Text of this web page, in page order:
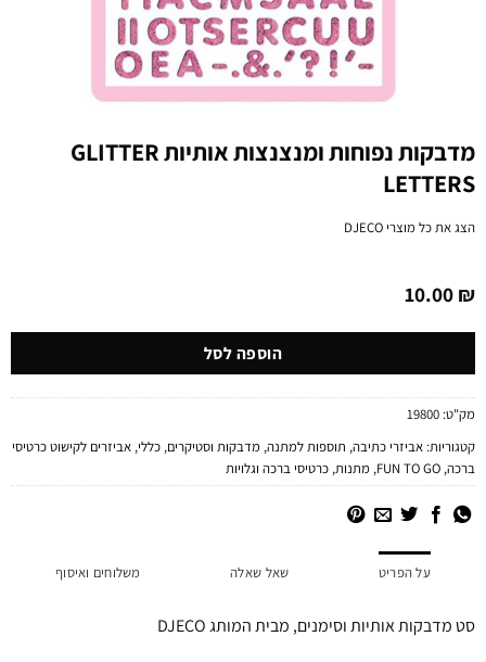
מדבקות נפוחות ומנצנצות אותיות GLITTER
LETTERS
הצג את כל מוצריDJECO
10.00₪
הוספה לסל
מק"ט:19800
קטגוריות:אביזרי כתיבה,תוספות למתנה,מדבקות וסטיקרים,כללי,אביזרים לקישוט כרטיסי
ברכה,
FUN TO GO
,מתנות,כרטיסי ברכה וגלויות
על הפריט שאל שאלה משלוחים ואיסוף
סט מדבקות אותיות וסימנים, מבית המותג DJECO